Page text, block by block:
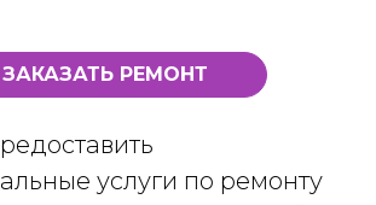
ЗАКАЗАТЬ РЕМОНТ
услуги по ремонту